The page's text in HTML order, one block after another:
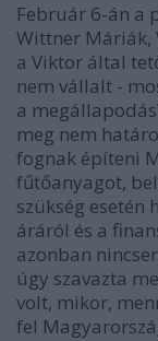
Február 6-án a
Wittner Máriák,
a Viktor által
nem vállalt -
a
meg nem
fognak építeni
fűtőanyagot,
szükség esetén
áráról és a
azonban
úgy szavazta
volt, mikor,
fel